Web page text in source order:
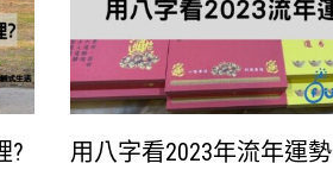
? 用八字看2023年流年運勢